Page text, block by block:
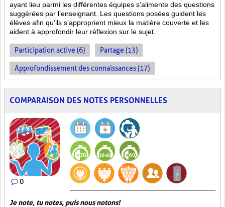
ayant lieu parmi les différentes équipes s’alimente des questions
suggérées par l’enseignant. Les questions posées guident les
élèves afin qu’ils s’approprient mieux la matière couverte et les
aident à approfondir leur réflexion sur le sujet.
Participation active (6) Partage (13)
Approfondissement des connaissances (17)
COMPARAISON DES NOTES PERSONNELLES
0
Je note, tu notes, puis nous notons!